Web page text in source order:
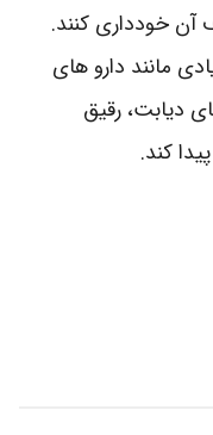
آن خودداری کنند.
مانند دارو های
دیابت، رقیق‌
کند.